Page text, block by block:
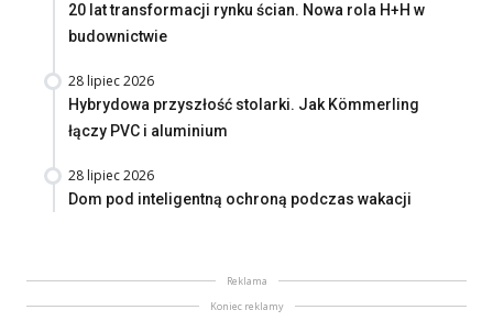
20 lat transformacji rynku ścian. Nowa rola H+H w
budownictwie
28 lipiec 2026
Hybrydowa przyszłość stolarki. Jak Kömmerling
łączy PVC i aluminium
28 lipiec 2026
Dom pod inteligentną ochroną podczas wakacji
Reklama
Koniec reklamy